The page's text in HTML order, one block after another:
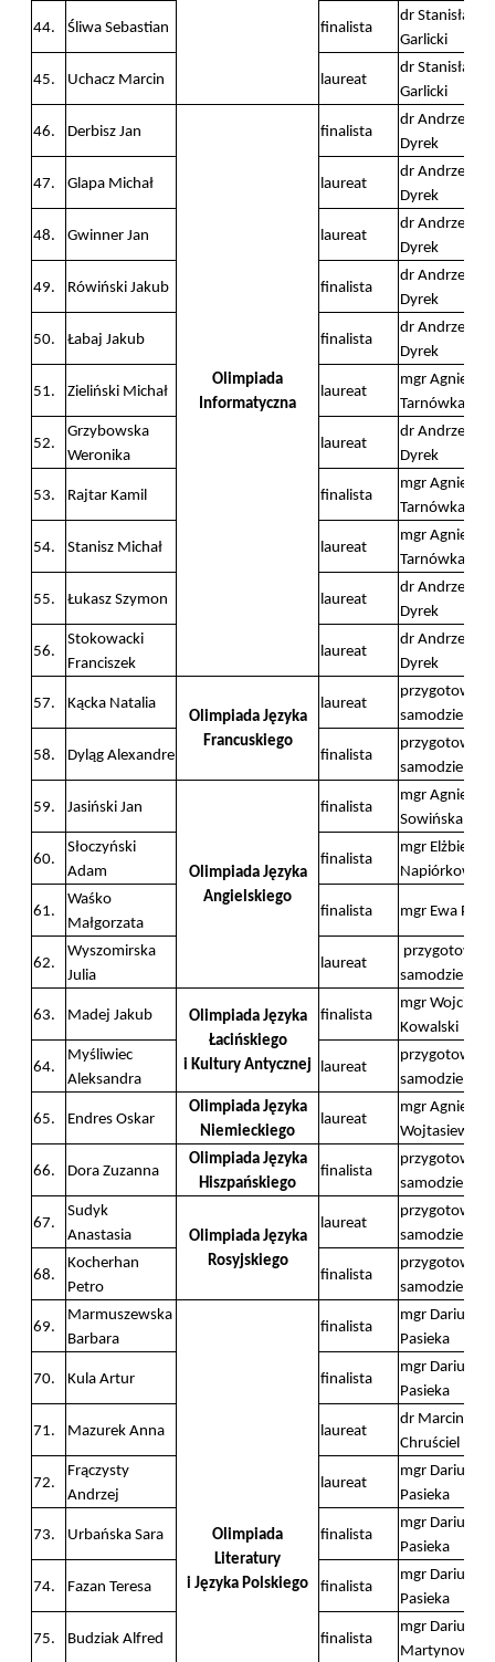
44. Śliwa Sebastian finalista
dr Stanisław
Garlicki
45. Uchacz Marcin laureat
dr Stanisław
Garlicki
46. Derbisz Jan
Olimpiada
Informatyczna
finalista
dr Andrzej
Dyrek
47. Glapa Michał laureat
dr Andrzej
Dyrek
48. Gwinner Jan laureat
dr Andrzej
Dyrek
49. Rówiński Jakub finalista
dr Andrzej
Dyrek
50. Łabaj Jakub finalista
dr Andrzej
Dyrek
51. Zieliński Michał laureat
mgr
Tarnówka
52.
Grzybowska
Weronika
laureat
dr Andrzej
Dyrek
53. Rajtar Kamil finalista
mgr
Tarnówka
54. Stanisz Michał laureat
mgr
Tarnówka
55. Łukasz Szymon laureat
dr Andrzej
Dyrek
56.
Stokowacki
Franciszek
laureat
dr Andrzej
Dyrek
57.
Kącka Natalia
Olimpiada Języka
Francuskiego
laureat
samodzielne
58. Dyląg Alexandre finalista
samodzielne
59. Jasiński Jan
Olimpiada Języka
Angielskiego
finalista
mgr
Sowińska
60.
Słoczyński
Adam
finalista
mgr Elżbieta
61.
Waśko
Małgorzata
finalista mgr Ewa
62.
Wyszomirska
Julia
laureat
samodzielne
63. Madej Jakub
Olimpiada Języka
Łacińskiego
i Kultury Antycznej
finalista
mgr Wojciech
Kowalski
64.
Myśliwiec
Aleksandra
laureat
samodzielne
65. Endres Oskar
Olimpiada Języka
Niemieckiego
laureat
mgr
Wojtasiewicz
66. Dora Zuzanna
Olimpiada Języka
Hiszpańskiego
finalista
samodzielne
67.
Sudyk
Anastasia
Olimpiada Języka
Rosyjskiego
laureat
samodzielne
68.
Kocherhan
Petro
finalista
samodzielne
69.
Marmuszewska
Barbara
Olimpiada
Literatury
i Języka Polskiego
finalista
mgr Dariusz
Pasieka
70. Kula Artur finalista
mgr Dariusz
Pasieka
71. Mazurek Anna laureat
dr Marcin
Chruściel
72.
Frączysty
Andrzej
laureat
mgr Dariusz
Pasieka
73. Urbańska Sara finalista
mgr Dariusz
Pasieka
74. Fazan Teresa finalista
mgr Dariusz
Pasieka
75. Budziak Alfred finalista
mgr Dariusz
Martynowicz